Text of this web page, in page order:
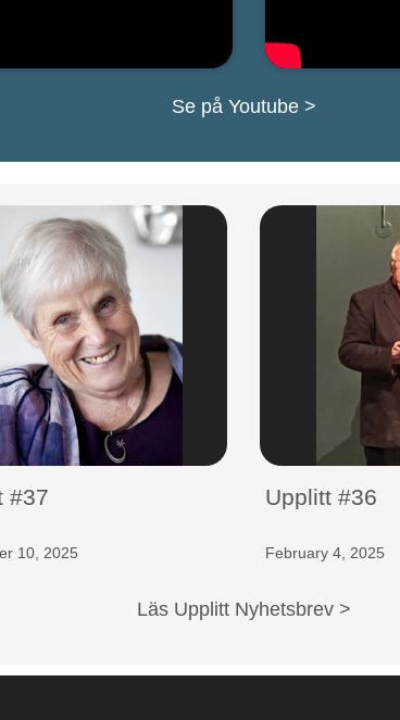
Se på Youtube >
#37
10, 2025
Upplitt #36
February 4, 2025
Läs Upplitt Nyhetsbrev >